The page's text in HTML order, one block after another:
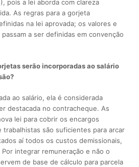
pois a lei aborda com clareza
As regras para a gorjeta
na lei aprovada; os valores e
a ser definidas em convenção
serão incorporadas ao salário
ao salário, ela é considerada
destacada no contracheque. As
lei para cobrir os encargos
trabalhistas são suficientes para arcar
aí todos os custos demissionais,
Por integrar remuneração e não o
de base de cálculo para parcela